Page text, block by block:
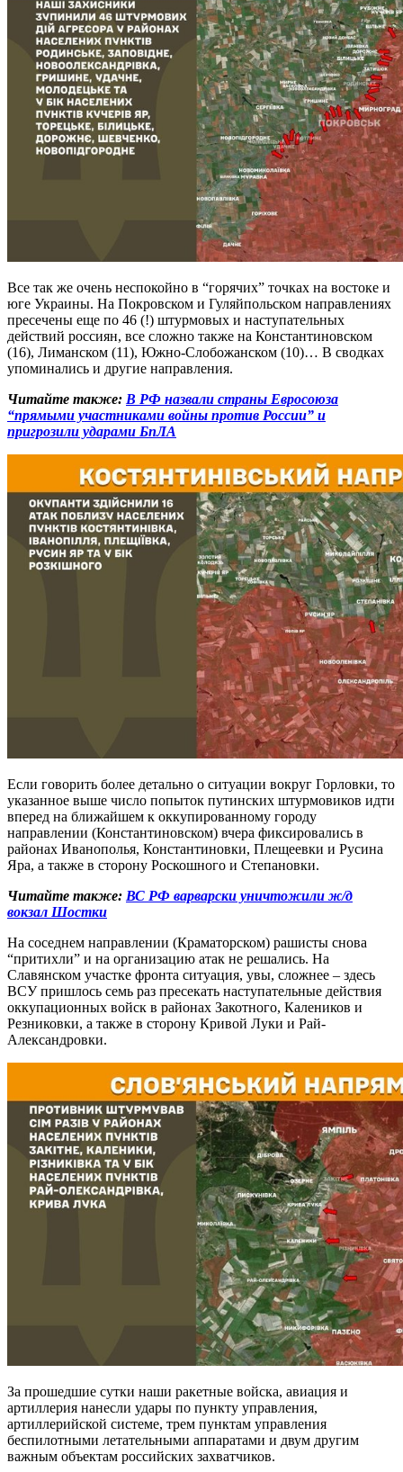
Все так же очень неспокойно в “горячих” точках на востоке и
юге Украины. На Покровском и Гуляйпольском направлениях
пресечены еще по 46 (!) штурмовых и наступательных
действий россиян, все сложно также на Константиновском
(16), Лиманском (11), Южно-Слобожанском (10)… В сводках
упоминались и другие направления.
Читайте также: В РФ назвали страны Евросоюза
“прямыми участниками войны против России” и
пригрозили ударами БпЛА
Если говорить более детально о ситуации вокруг Горловки, то
указанное выше число попыток путинских штурмовиков идти
вперед на ближайшем к оккупированному городу
направлении (Константиновском) вчера фиксировались в
районах Иванополья, Константиновки, Плещеевки и Русина
Яра, а также в сторону Роскошного и Степановки.
Читайте также: ВС РФ варварски уничтожили ж/д
вокзал Шостки
На соседнем направлении (Краматорском) рашисты снова
“притихли” и на организацию атак не решались. На
Славянском участке фронта ситуация, увы, сложнее – здесь
ВСУ пришлось семь раз пресекать наступательные действия
оккупационных войск в районах Закотного, Калеников и
Резниковки, а также в сторону Кривой Луки и Рай-
Александровки.
За прошедшие сутки наши ракетные войска, авиация и
артиллерия нанесли удары по пункту управления,
артиллерийской системе, трем пунктам управления
беспилотными летательными аппаратами и двум другим
важным объектам российских захватчиков.